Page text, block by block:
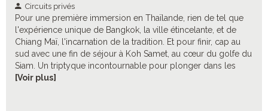
Circuits privés
Pour une première immersion en Thaïlande, rien de tel que
l'expérience unique de Bangkok, la ville étincelante, et de
Chiang Maï, l'incarnation de la tradition. Et pour finir, cap au
sud avec une fin de séjour à Koh Samet, au cœur du golfe du
Siam. Un triptyque incontournable pour plonger dans les
charmes envoûtants de ce merveilleux pays ! Et pour enrichir
[Voir plus]